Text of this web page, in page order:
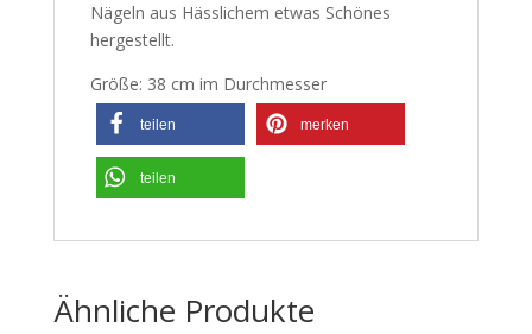
Nägeln aus Hässlichem etwas Schönes
hergestellt.
Größe: 38 cm im Durchmesser
teilen merken
teilen
Ähnliche Produkte